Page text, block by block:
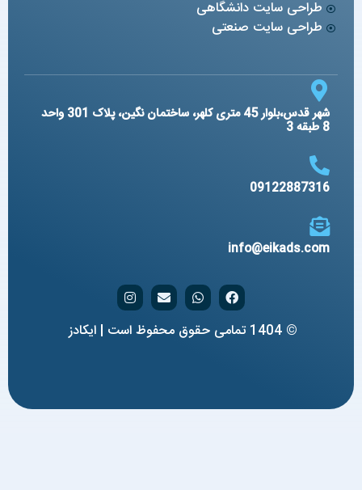
طراحی سایت دانشگاهی
طراحی سایت صنعتی
شهر قدس،بلوار 45 متری کلهر، ساختمان نگین، پلاک 301 واحد
09122887316
info@eikads.com
© 1404 تمامی حقوق محفوظ است | ایکادز